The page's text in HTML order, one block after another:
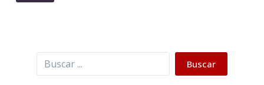
Buscar Buscar